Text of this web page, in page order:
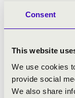
Consent
This website
We use cookies
provide social
We also share